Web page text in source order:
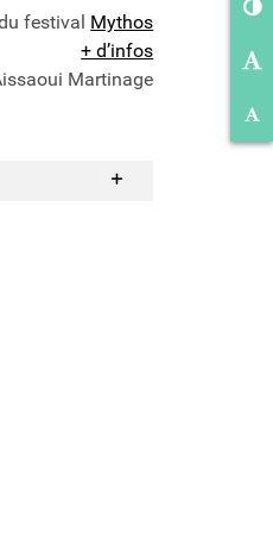
festival Mythos
+ d’infos
Martinage